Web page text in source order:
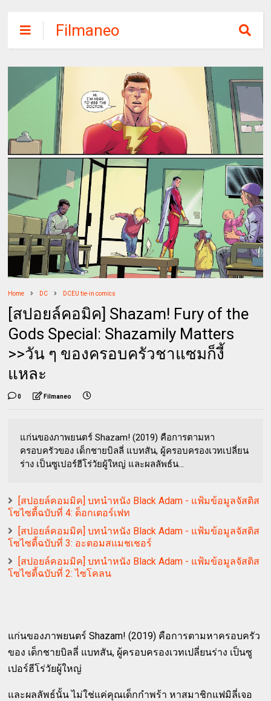
Filmaneo
Home DC DCEU tie-in comics
[สปอยล์คอมิค] Shazam! Fury of the
Gods Special: Shazamily Matters
>>วัน ๆ ของครอบครัวชาแซมก็งี้
แหละ
0 Filmaneo
แก่นของภาพยนตร์ Shazam! (2019) คือการตามหา
ครอบครัวของ เด็กชายบิลลี่ แบทสัน, ผู้ครอบครองเวทเปลี่ยน
ร่าง เป็นซูเปอร์ฮีโร่วัยผู้ใหญ่ และผลลัพธ์น...
[สปอยล์คอมมิค] บทนำหนัง Black Adam - แฟ้มข้อมูลจัสติส
โซไซตี้ฉบับที่ 4: ด็อกเตอร์เฟท
[สปอยล์คอมมิค] บทนำหนัง Black Adam - แฟ้มข้อมูลจัสติส
โซไซตี้ฉบับที่ 3: อะตอมสแมชเชอร์
[สปอยล์คอมมิค] บทนำหนัง Black Adam - แฟ้มข้อมูลจัสติส
โซไซตี้ฉบับที่ 2: ไซโคลน
แก่นของภาพยนตร์ Shazam! (2019) คือการตามหาครอบครัว
ของ เด็กชายบิลลี่ แบทสัน, ผู้ครอบครองเวทเปลี่ยนร่าง เป็นซู
เปอร์ฮีโร่วัยผู้ใหญ่
และผลลัพธ์นั้น ไม่ใช่แค่คุณเด็กกำพร้า หาสมาชิกแฟมิลี่เจอ